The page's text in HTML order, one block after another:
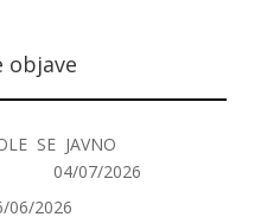
objave
SE JAVNO
04/07/2026
06/2026